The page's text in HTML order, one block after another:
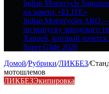
Indian Motorcycle
на замену «ELITE»
Indian Motorcycles ARO —
по выпуску заводского
Харлей, который
Super Glide 2026
Домой/Рубрики/ЛИКБЕЗ/
мотошлемов
ЛИКБЕЗЭкипировка